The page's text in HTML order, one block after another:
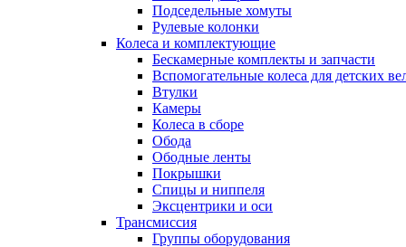
Подседельные хомуты
Рулевые колонки
Колеса и комплектующие
Бескамерные комплекты и запчасти
Вспомогательные колеса для детских
Втулки
Камеры
Колеса в сборе
Обода
Ободные ленты
Покрышки
Спицы и ниппеля
Эксцентрики и оси
Трансмиссия
Группы оборудования